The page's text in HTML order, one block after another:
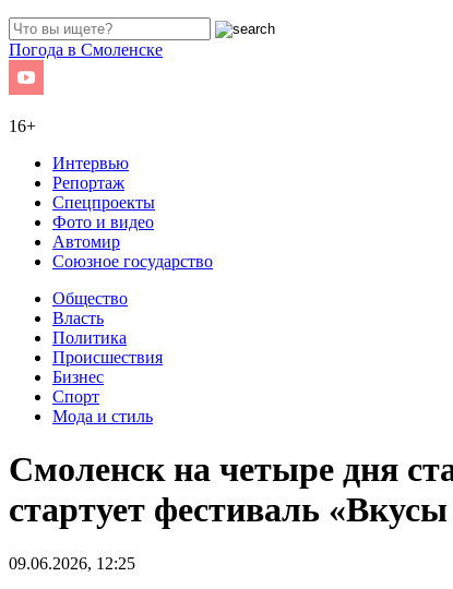
Погода в Смоленске
16+
Интервью
Репортаж
Спецпроекты
Фото и видео
Автомир
Союзное государство
Общество
Власть
Политика
Происшествия
Бизнес
Спорт
Мода и стиль
Смоленск на четыре дня
стартует фестиваль
09.06.2026, 12:25